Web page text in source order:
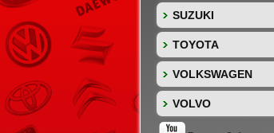
SUZUKI
TOYOTA
VOLKSWAGEN
VOLVO